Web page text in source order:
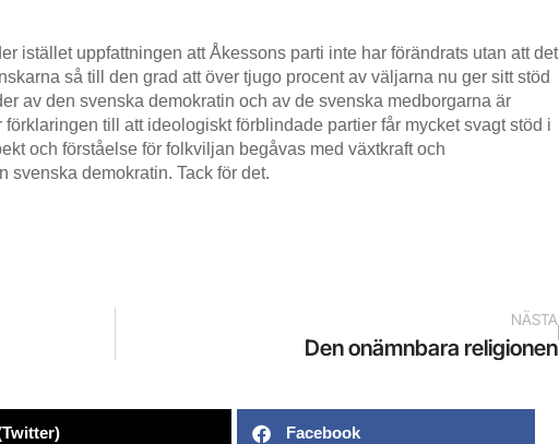
istället uppfattningen att Åkessons parti inte har förändrats utan att det
så till den grad att över tjugo procent av väljarna nu ger sitt stöd
av den svenska demokratin och av de svenska medborgarna är
till att ideologiskt förblindade partier får mycket svagt stöd i
och förståelse för folkviljan begåvas med växtkraft och
svenska demokratin. Tack för det.
NÄSTA
Den onämnbara religionen
Facebook